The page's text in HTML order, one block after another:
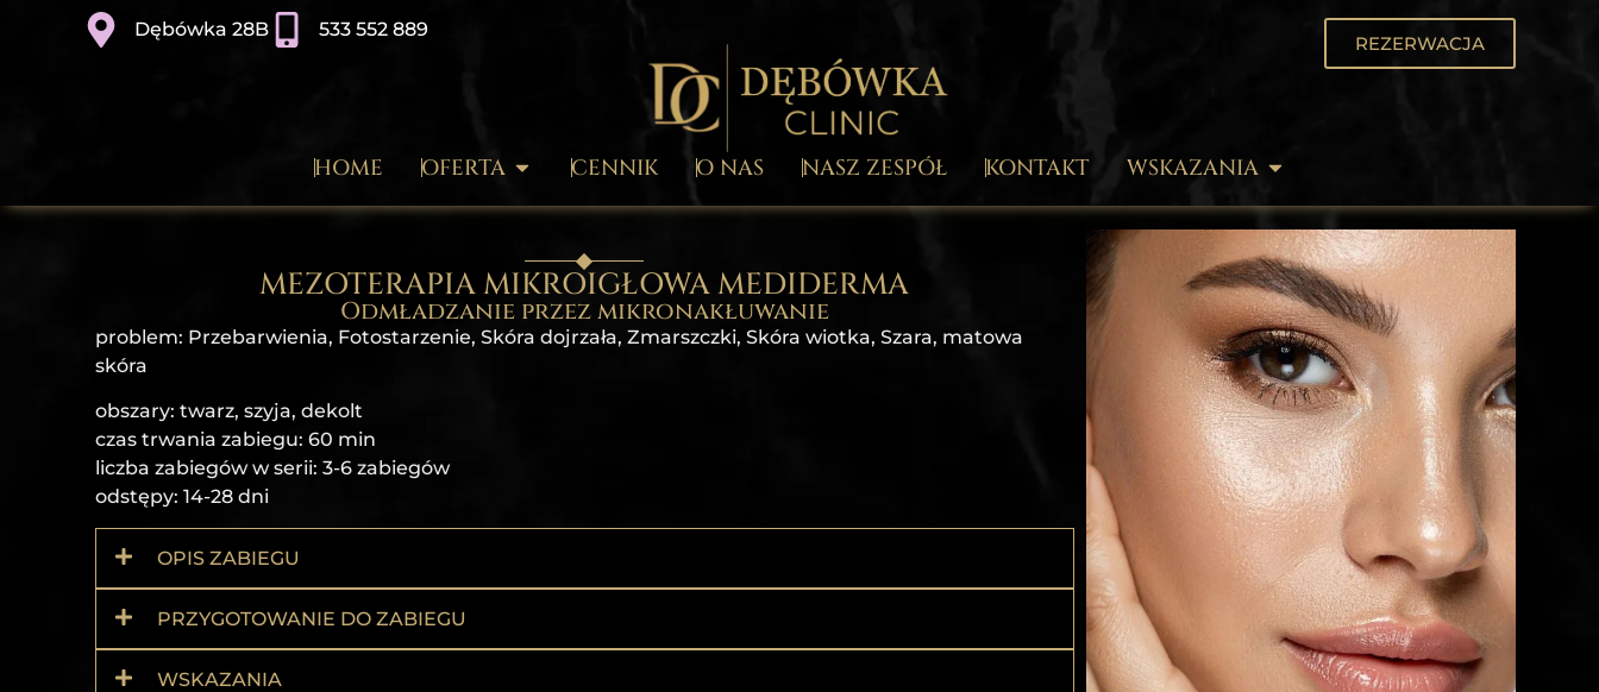
Dębówka 28B 533 552 889
REZERWACJA
HOME OFERTA CENNIK O NAS NASZ ZESPÓŁ KONTAKT WSKAZANIA
MEZOTERAPIA MIKROIGŁOWA MEDIDERMA
Odmładzanie przez mikronakłuwanie
problem: Przebarwienia, Fotostarzenie, Skóra dojrzała, Zmarszczki, Skóra wiotka, Szara, matowa
skóra
obszary: twarz, szyja, dekolt
czas trwania zabiegu: 60 min
liczba zabiegów w serii: 3-6 zabiegów
odstępy: 14-28 dni
OPIS ZABIEGU
PRZYGOTOWANIE DO ZABIEGU
WSKAZANIA